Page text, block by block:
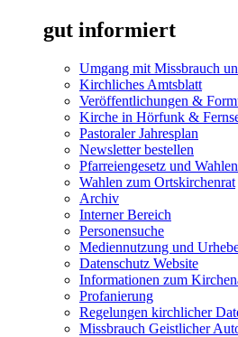
gut informiert
Umgang mit Missbrauch
Kirchliches Amtsblatt
Veröffentlichungen &
Kirche in Hörfunk &
Pastoraler Jahresplan
Newsletter bestellen
Pfarreiengesetz und
Wahlen zum Ortskirchenrat
Archiv
Interner Bereich
Personensuche
Mediennutzung und
Datenschutz Website
Informationen zum
Profanierung
Regelungen kirchlicher
Missbrauch Geistlicher